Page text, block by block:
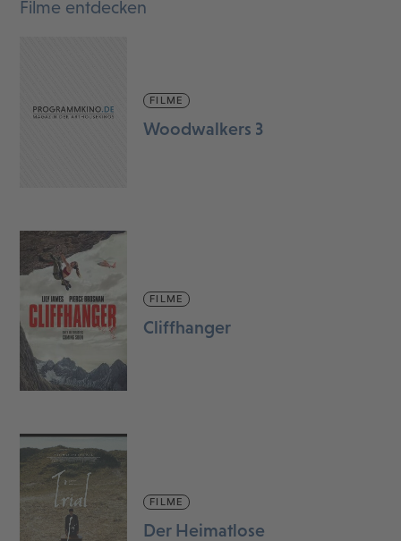
Filme entdecken
FILME
Woodwalkers 3
FILME
Cliffhanger
FILME
Der Heimatlose